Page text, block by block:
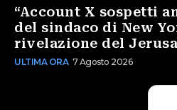
“Account X sospetti
del sindaco di New
rivelazione del
ULTIMA ORA 7 Agosto 2026